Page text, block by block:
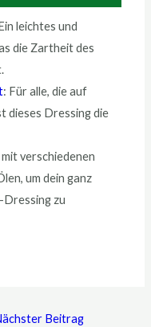
leichtes und
die Zartheit des
: Für alle, die auf
dieses Dressing die
verschiedenen
um dein ganz
zu
Beitrag